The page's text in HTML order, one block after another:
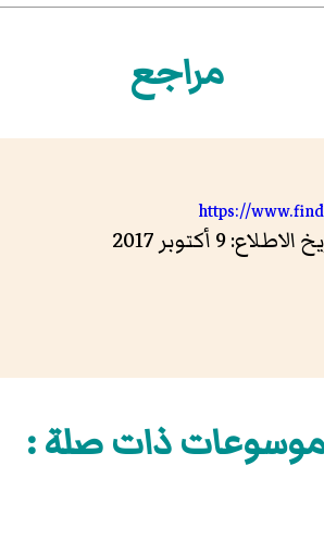
مراجع
https://
ذات صلة :